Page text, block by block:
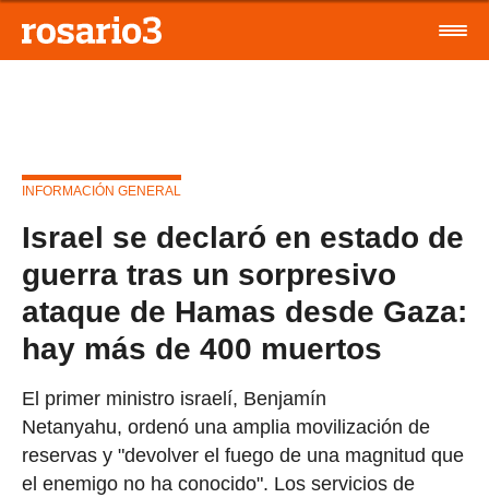
INFORMACIÓN GENERAL
Israel se declaró en estado de
guerra tras un sorpresivo
ataque de Hamas desde Gaza:
hay más de 400 muertos
El primer ministro israelí, Benjamín
Netanyahu, ordenó una amplia movilización de
reservas y "devolver el fuego de una magnitud que
el enemigo no ha conocido". Los servicios de